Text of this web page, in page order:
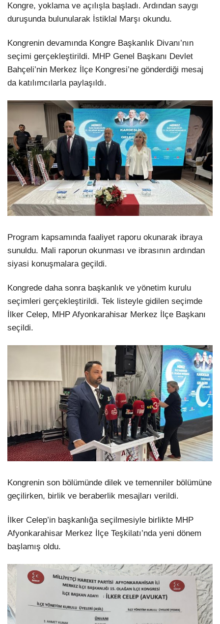
Kongre, yoklama ve açılışla başladı. Ardından saygı
duruşunda bulunularak İstiklal Marşı okundu.
Kongrenin devamında Kongre Başkanlık Divanı’nın
seçimi gerçekleştirildi. MHP Genel Başkanı Devlet
Bahçeli’nin Merkez İlçe Kongresi’ne gönderdiği mesaj
da katılımcılarla paylaşıldı.
Program kapsamında faaliyet raporu okunarak ibraya
sunuldu. Mali raporun okunması ve ibrasının ardından
siyasi konuşmalara geçildi.
Kongrede daha sonra başkanlık ve yönetim kurulu
seçimleri gerçekleştirildi. Tek listeyle gidilen seçimde
İlker Celep, MHP Afyonkarahisar Merkez İlçe Başkanı
seçildi.
Kongrenin son bölümünde dilek ve temenniler bölümüne
geçilirken, birlik ve beraberlik mesajları verildi.
İlker Celep’in başkanlığa seçilmesiyle birlikte MHP
Afyonkarahisar Merkez İlçe Teşkilatı’nda yeni dönem
başlamış oldu.